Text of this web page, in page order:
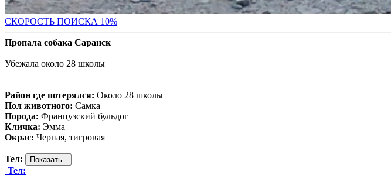
СКОРОСТЬ ПОИСКА 10%
Пропала собака Саранск
Убежала около 28 школы
Район где потерялся: Около 28 школы
Пол животного: Самка
Порода: Французский бульдог
Кличка: Эмма
Окрас: Черная, тигровая
Тел:
Тел: